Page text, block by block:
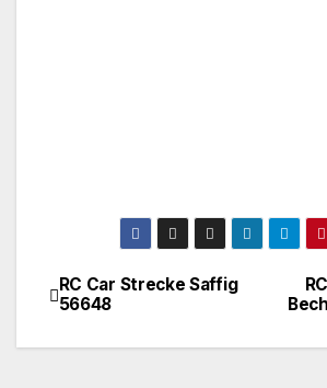
RC Car Strecke Saffig
56648